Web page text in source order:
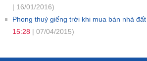
| 16/01/2016)
Phong thuỷ giếng trời khi mua bán nhà
15:28 | 07/04/2015)